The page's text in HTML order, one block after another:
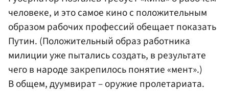
человеке, и это самое кино с положительным
образом рабочих профессий обещает показать
Путин. (Положительный образ работника
милиции уже пытались создать, в результате
чего в народе закрепилось понятие «мент».)
В общем, дуумвират – оружие пролетариата.